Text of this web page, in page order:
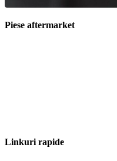
Piese aftermarket
Linkuri rapide